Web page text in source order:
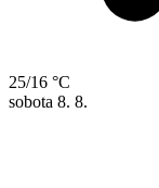
25/16 °C
sobota 8. 8.